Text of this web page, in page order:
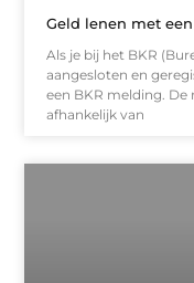
Geld lenen met
Als je bij het BKR
aangesloten en
een BKR melding.
afhankelijk van